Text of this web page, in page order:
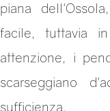
piana
facile, tuttavia
attenzione, i
scarseggiano
sufficienza.